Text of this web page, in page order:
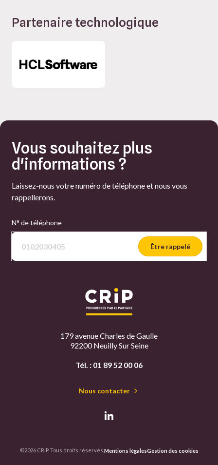
Partenaire technologique
Vous souhaitez plus
d'informations ?
Laissez-nous votre numéro de téléphone et nous vous
rappellerons.
N° de téléphone
Être rappelé
179 avenue Charles de Gaulle
92200 Neuilly Sur Seine
Tél. : 01 89 52 00 06
Nous contacter
©2026 CRiP. Tous droits réservés.Mentions légalesGestion des cookies